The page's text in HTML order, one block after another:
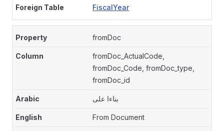
FiscalYear
fromDoc
fromDoc_ActualCode,
fromDoc_Code, fromDoc_type,
fromDoc_id
بناءا على
From Document